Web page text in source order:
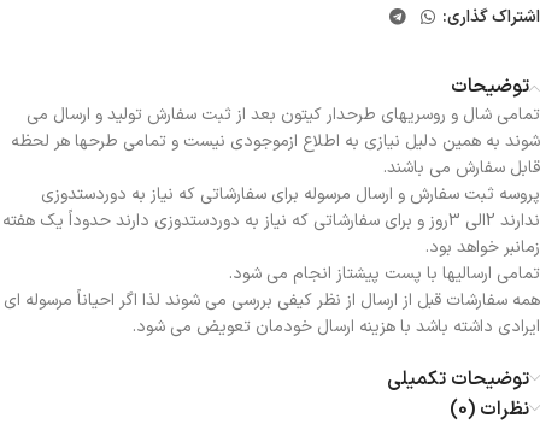
اشتراک گذاری:
توضیحات
تمامی شال و روسریهای طرحدار کیتون بعد از ثبت سفارش تولید و ارسال می
شوند به همین دلیل نیازی به اطلاع ازموجودی نیست و تمامی طرحها هر لحظه
قابل سفارش می باشند.
پروسه ثبت سفارش و ارسال مرسوله برای سفارشاتی که نیاز به دوردستدوزی
ندارند 2الی 3روز و برای سفارشاتی که نیاز به دوردستدوزی دارند حدوداً یک هفته
زمانبر خواهد بود.
تمامی ارسالیها با پست پیشتاز انجام می شود.
همه سفارشات قبل از ارسال از نظر کیفی بررسی می شوند لذا اگر احیاناً مرسوله ای
ایرادی داشته باشد با هزینه ارسال خودمان تعویض می شود.
توضیحات تکمیلی
نظرات (0)